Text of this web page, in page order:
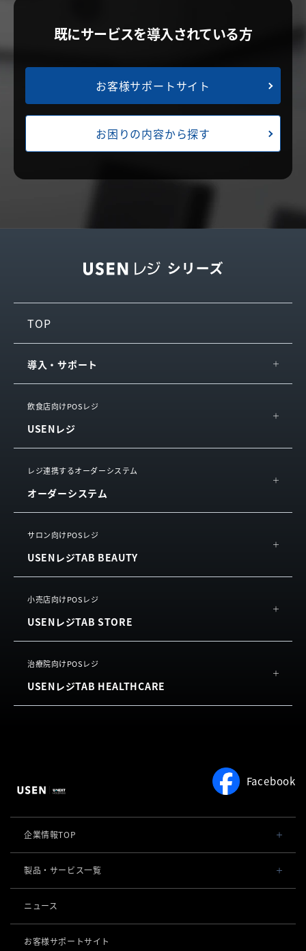
既にサービスを導入されている方
お客様サポートサイト
お困りの内容から探す
TOP
導入・サポート
IT導入補助金
導入の流れ・サポート
飲食店向けPOSレジ
USENレジ
概要
機能
よくある質問
利用規約
レジ連携するオーダーシステム
オーダーシステム
USEN ハンディ
USEN Mobile Order
USEN Ticket & Pay
サロン向けPOSレジ
USENレジTAB BEAUTY
概要
機能
小売店向けPOSレジ
USENレジTAB STORE
概要
機能
治療院向けPOSレジ
USENレジTAB HEALTHCARE
Facebook
企業情報TOP
会社概要・役員一覧
社長メッセージ
製品・サービス一覧
POSレジ 他
オーダーシステム
導入事例
ニュース
お客様サポートサイト